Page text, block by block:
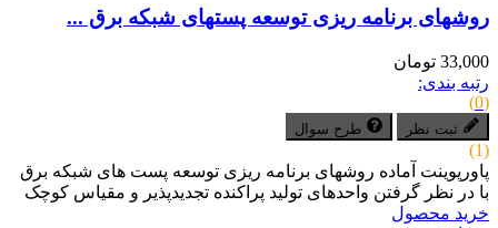
روش­های برنامه ­ریزی توسعه پست­های شبکه برق ...
33,000 تومان
رتبه بندی:
(0)
ثبت نظر طرح سوال
(1)
پاورپوینت آماده روش­های برنامه­ ریزی توسعه پست­ های شبکه برق
با در نظر گرفتن واحدهای تولید پراکنده تجدیدپذیر و مقیاس کوچک
خرید محصول